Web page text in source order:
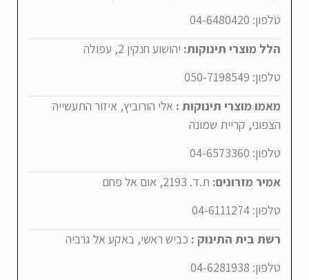
טלפון:
04-6480420
הלל מוצרי תינוקות: יהושוע חנקין 2, עפולה
טלפון: 050-7198549
מאמו מוצרי תינוקות : אלי הורוביץ, איזור התעשייה
הצפוני, קריית שמונה
טלפון: 04-6573360
אמיר מזרונים: ת.ד. 2193, אום אל פחם
טלפון: 04-6111274
רשת בית התינוק : כביש ראשי, באקע אל גרביה
טלפון: 04-6281938